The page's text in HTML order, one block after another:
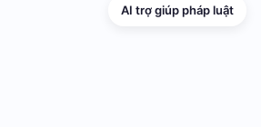
AI trợ giúp pháp luật